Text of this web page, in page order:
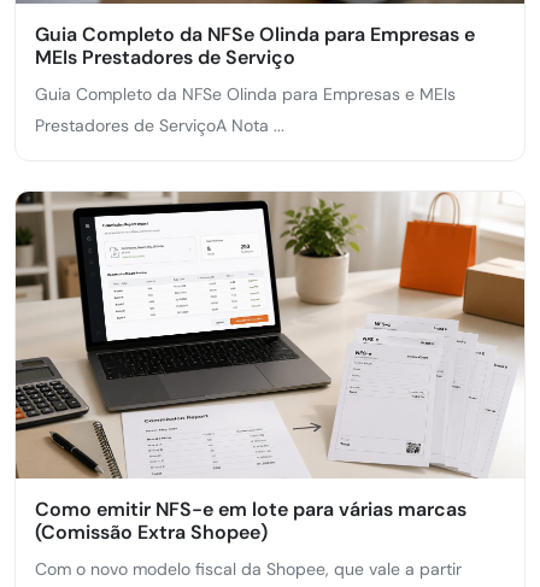
Guia Completo da NFSe Olinda para Empresas e
MEIs Prestadores de Serviço
Guia Completo da NFSe Olinda para Empresas e MEIs
Prestadores de ServiçoA Nota ...
Como emitir NFS-e em lote para várias marcas
(Comissão Extra Shopee)
Com o novo modelo fiscal da Shopee, que vale a partir